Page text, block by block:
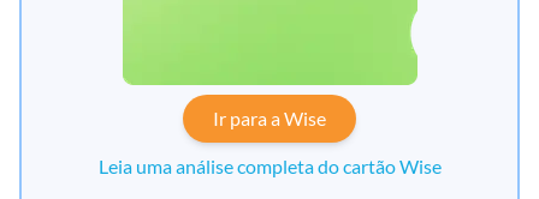
Ir para a Wise
Leia uma análise completa do cartão Wise